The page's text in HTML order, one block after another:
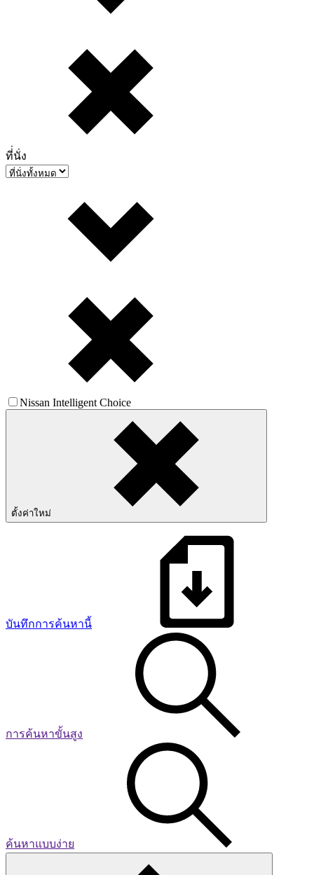
ที่่นั่ง
Nissan Intelligent Choice
ตั้งค่าใหม่
บันทึกการค้นหานี้
การค้นหาขั้นสูง
ค้นหาแบบง่าย